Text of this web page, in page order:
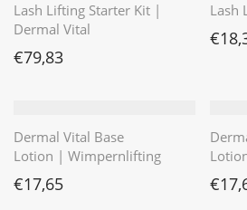
Lash Lifting Starter Kit |
Dermal Vital
€79,83
Lash
€
Dermal Vital Base
Lotion | Wimpernlifting
€17,65 €